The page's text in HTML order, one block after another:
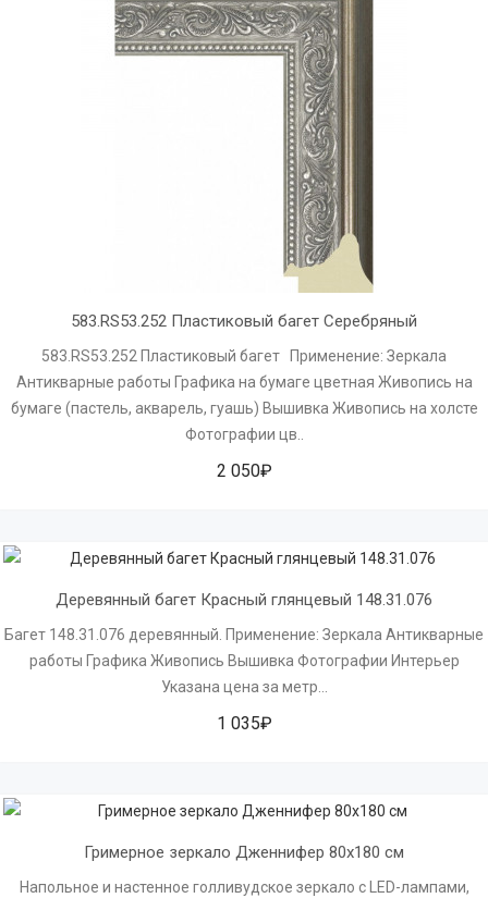
583.RS53.252 Пластиковый багет Серебряный
583.RS53.252 Пластиковый багет Применение: Зеркала
Антикварные работы Графика на бумаге цветная Живопись на
бумаге (пастель, акварель, гуашь) Вышивка Живопись на холсте
Фотографии цв..
2 050₽
Деревянный багет Красный глянцевый 148.31.076
Багет 148.31.076 деревянный. Применение: Зеркала Антикварные
работы Графика Живопись Вышивка Фотографии Интерьер
Указана цена за метр...
1 035₽
Гримерное зеркало Дженнифер 80х180 см
Напольное и настенное голливудское зеркало с LED-лампами,